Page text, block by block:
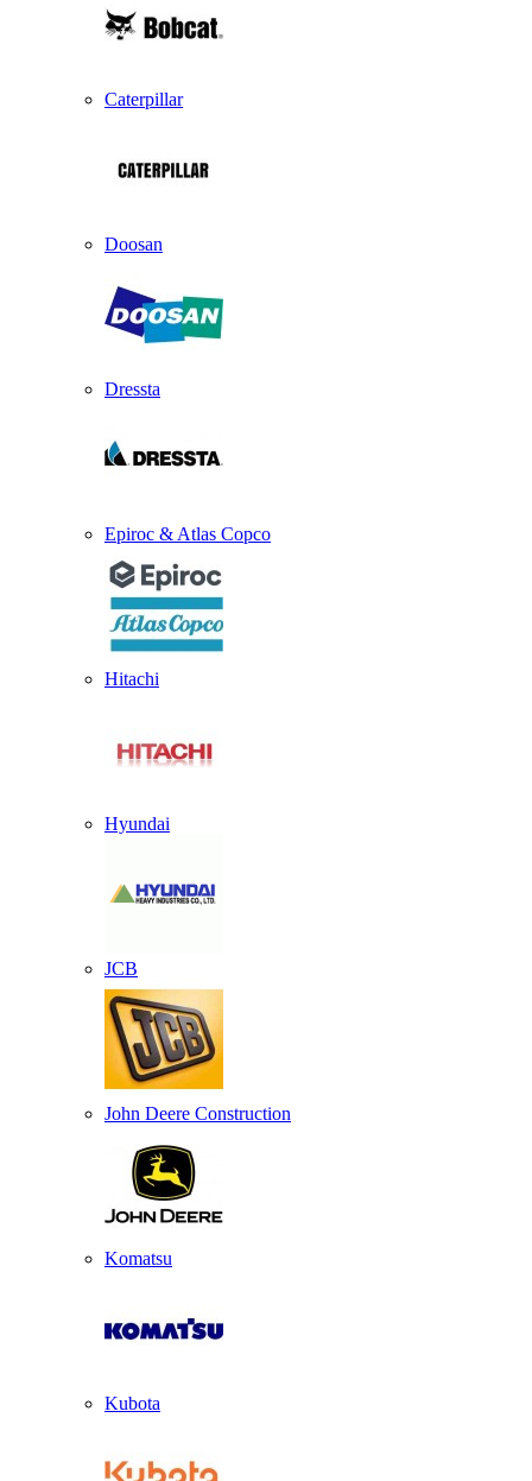
Caterpillar
Doosan
Dressta
Epiroc & Atlas Copco
Hitachi
Hyundai
JCB
John Deere Construction
Komatsu
Kubota